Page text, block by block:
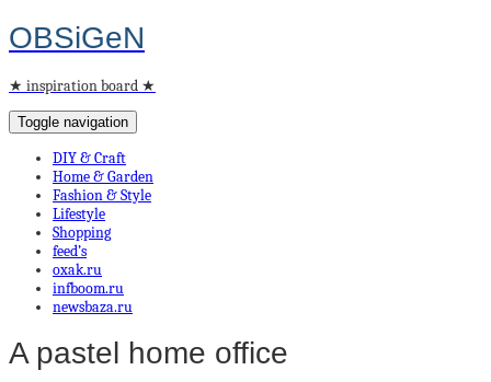
OBSiGeN
★ inspiration board ★
Toggle navigation
DIY & Craft
Home & Garden
Fashion & Style
Lifestyle
Shopping
feed’s
oxak.ru
infboom.ru
newsbaza.ru
A pastel home office